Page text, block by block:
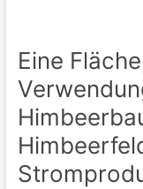
Eine